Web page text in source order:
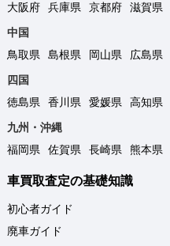
大阪府
兵庫県 京都府 滋賀県
中国
鳥取県
島根県 岡山県 広島県
四国
徳島県
香川県 愛媛県
高知県
九州・沖縄
福岡県
佐賀県 長崎県 熊本県
車買取査定の基礎知識
初心者ガイド
廃車ガイド